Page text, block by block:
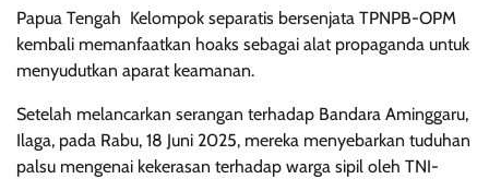
Papua Tengah  Kelompok separatis bersenjata TPNPB-OPM
kembali memanfaatkan hoaks sebagai alat propaganda untuk
menyudutkan aparat keamanan.
Setelah melancarkan serangan terhadap Bandara Aminggaru,
Ilaga, pada Rabu, 18 Juni 2025, mereka menyebarkan tuduhan
palsu mengenai kekerasan terhadap warga sipil oleh TNI-